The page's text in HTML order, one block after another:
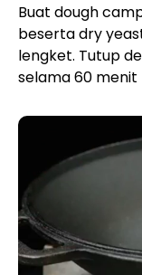
Buat dough
beserta dry
lengket. Tutup
selama 60